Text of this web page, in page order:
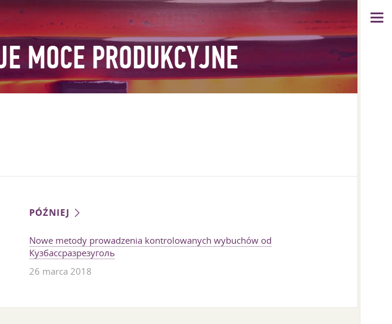
MOCE PRODUKCYJNE
PÓŹNIEJ
Nowe metody prowadzenia kontrolowanych wybuchów od
Кузбассразрезуголь
26 marca 2018